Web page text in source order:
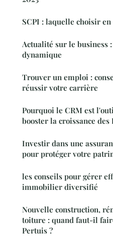
SCPI : laquelle choisir en
Actualité sur le business
dynamique
Trouver un emploi :
réussir votre carrière
Pourquoi le CRM est
booster la croissance des
Investir dans une
pour protéger votre
les conseils pour gérer
immobilier diversifié
Nouvelle construction,
toiture : quand faut-il
Pertuis ?